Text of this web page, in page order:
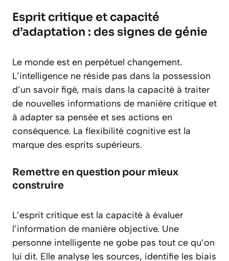
Esprit critique et capacité
d’adaptation : des signes de génie
Le monde est en perpétuel changement.
L’intelligence ne réside pas dans la possession
d’un savoir figé, mais dans la capacité à traiter
de nouvelles informations de manière critique et
à adapter sa pensée et ses actions en
conséquence. La flexibilité cognitive est la
marque des esprits supérieurs.
Remettre en question pour mieux
construire
L’esprit critique est la capacité à évaluer
l’information de manière objective. Une
personne intelligente ne gobe pas tout ce qu’on
lui dit. Elle analyse les sources, identifie les biais